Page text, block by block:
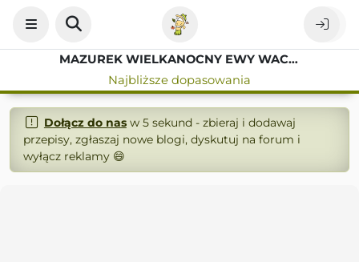
MAZUREK WIELKANOCNY EWY WACHOWICZ
Najbliższe dopasowania
Dołącz do nasw 5 sekund - zbieraj i dodawaj
przepisy, zgłaszaj nowe blogi, dyskutuj na forum i
wyłącz reklamy 😄